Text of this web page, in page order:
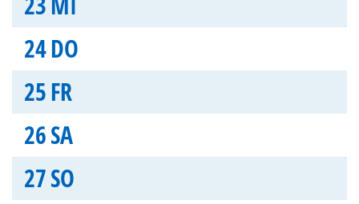
24DO
25FR
26SA
27SO